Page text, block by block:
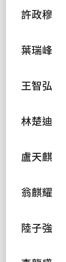
許政穆
葉瑞峰
王智弘
林楚迪
盧天麒
翁麒耀
陸子強